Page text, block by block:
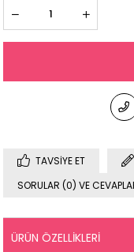
TAVSIYE ET
SORULAR (0) VE
ÜRÜN ÖZELLIKLERI